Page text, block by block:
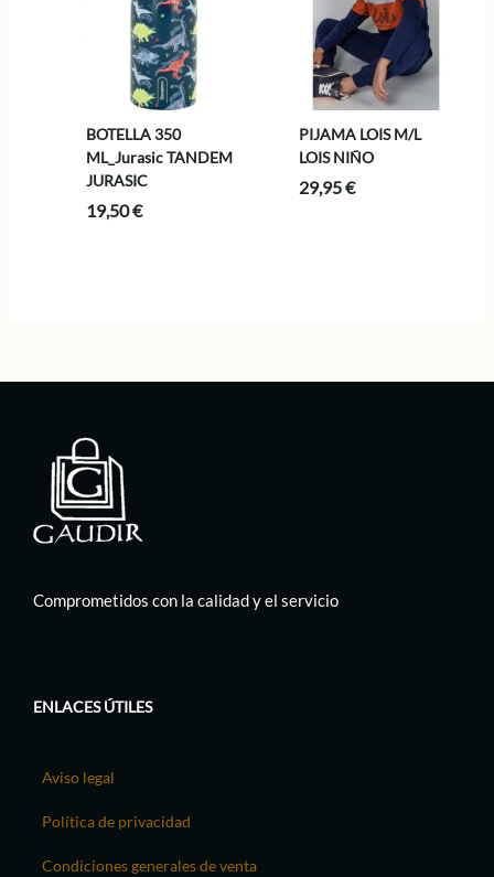
BOTELLA 350
ML_Jurasic TANDEM
JURASIC
19,50€
PIJAMA LOIS M/L
LOIS NIÑO
29,95€
Comprometidos con la calidad y el servicio
ENLACES ÚTILES
Aviso legal
Política de privacidad
Condiciones generales de venta